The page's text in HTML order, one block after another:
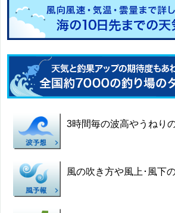
3時間毎の波高やうねり
風の吹き方や風上･風下